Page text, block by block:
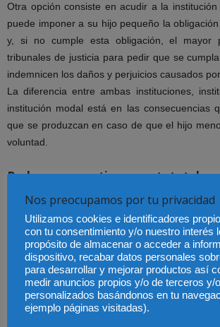
Otra opción consiste en acudir a la
puede imponer a su hijo pequeño la
y, si no cumple esta obligación, el mayor
tribunales de justicia para pedir que se
indemnicen los daños y perjuicios causados
La diferencia entre ambas instituciones,
institución modal está en las consecuencias
que se produzcan en caso de que el hijo
voluntad.
Poderes preventivos y autotutelas
Mi madre tiene 85 años y comienza a
memoria. El médico dice que en un
quizás deje de disponer de sus plenas
caso, me dice que yo sería la persona que
por ella. ¿Nos recomendaría hacer un
sería suficiente con que mi madre deje un
mi nombre? ¿Cuáles son las diferencias?
Nos preocupamos por tu privacidad
Utilizamos cookies e identificadores
con tu consentimiento y/o nuestro interés
propósito de almacenar o acceder a
dispositivo, recabar datos personales
para desarrollar y mejorar productos así
medir anuncios propios y/o de terceros y/
personalizados basándonos en tu
ejemplo páginas visitadas).